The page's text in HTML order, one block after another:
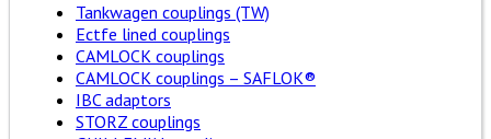
Tankwagen couplings (TW)
Ectfe lined couplings
CAMLOCK couplings
CAMLOCK couplings – SAFLOK®
IBC adaptors
STORZ couplings